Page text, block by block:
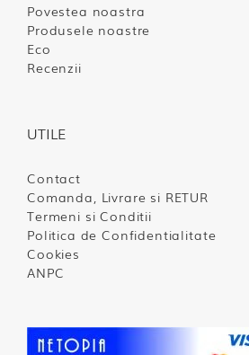
Povestea noastra
Produsele noastre
Eco
Recenzii
UTILE
Contact
Comanda, Livrare si RETUR
Termeni si Conditii
Politica de Confidentialitate
Cookies
ANPC